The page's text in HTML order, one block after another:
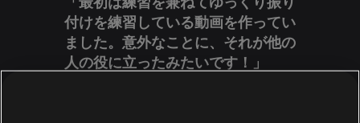
付けを練習している動画を作ってい
ました。意外なことに、それが他の
人の役に立ったみたいです！」